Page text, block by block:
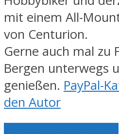
mit einem All-
von Centurion.
Gerne auch mal zu
Bergen unterwegs
genießen. PayPal-
den Autor